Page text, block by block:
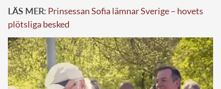
LÄS MER: Prinsessan Sofia lämnar Sverige – hovets
plötsliga besked